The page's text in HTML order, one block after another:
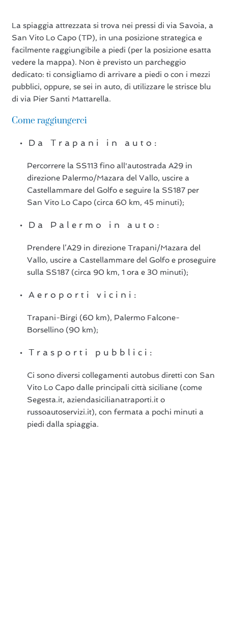
La spiaggia attrezzata si trova nei pressi di via Savoia, a
San Vito Lo Capo (TP), in una posizione strategica e
facilmente raggiungibile a piedi (per la posizione esatta
vedere la mappa). Non è previsto un parcheggio
dedicato: ti consigliamo di arrivare a piedi o con i mezzi
pubblici, oppure, se sei in auto, di utilizzare le strisce blu
di via Pier Santi Mattarella.
Come raggiungerci
Da Trapani in auto:
Percorrere la SS113 fino all'autostrada A29 in
direzione Palermo/Mazara del Vallo, uscire a
Castellammare del Golfo e seguire la SS187 per
San Vito Lo Capo (circa 60 km, 45 minuti);
Da Palermo in auto:
Prendere l’A29 in direzione Trapani/Mazara del
Vallo, uscire a Castellammare del Golfo e proseguire
sulla SS187 (circa 90 km, 1 ora e 30 minuti);
Aeroporti vicini:
Trapani-Birgi (60 km), Palermo Falcone-
Borsellino (90 km);
Trasporti pubblici:
Ci sono diversi collegamenti autobus diretti con San
Vito Lo Capo dalle principali città siciliane (come
Segesta.it, aziendasicilianatraporti.it o
russoautoservizi.it), con fermata a pochi minuti a
piedi dalla spiaggia.